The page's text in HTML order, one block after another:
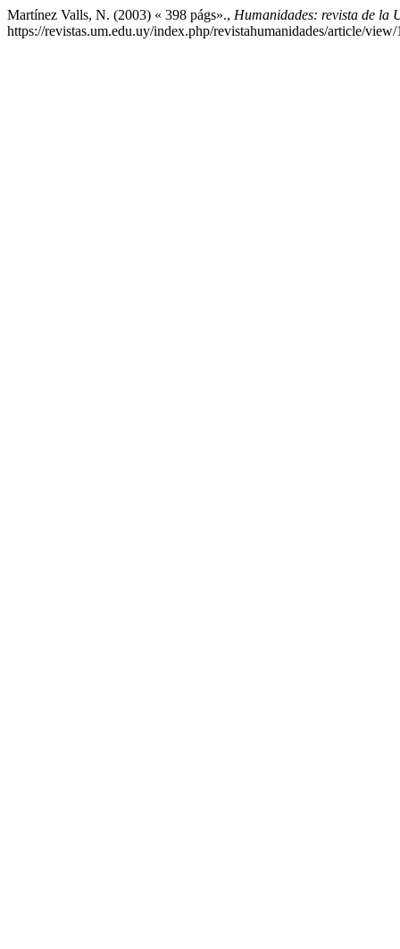
Martínez Valls, N. (2003) « 398 págs»., Humanidades: revista de la
https://revistas.um.edu.uy/index.php/revistahumanidades/article/